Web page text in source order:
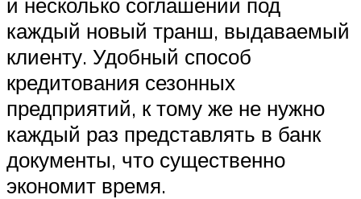
каждый новый транш, выдаваемый
клиенту. Удобный способ
кредитования сезонных
предприятий, к тому же не нужно
каждый раз представлять в банк
документы, что существенно
экономит время.